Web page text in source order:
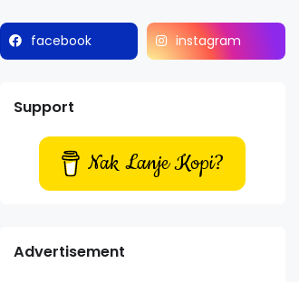
facebook instagram
Support
Nak Lanje Kopi?
Advertisement